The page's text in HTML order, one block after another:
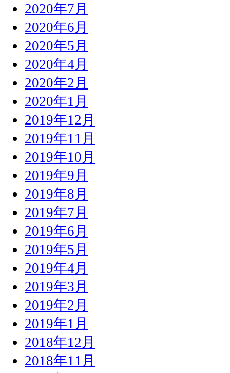
2020年7月
2020年6月
2020年5月
2020年4月
2020年2月
2020年1月
2019年12月
2019年11月
2019年10月
2019年9月
2019年8月
2019年7月
2019年6月
2019年5月
2019年4月
2019年3月
2019年2月
2019年1月
2018年12月
2018年11月